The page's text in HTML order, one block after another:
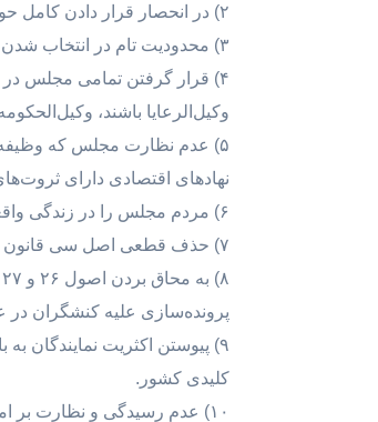
۲) در انحصار قرار دادن کامل حوزه‌های اقتصاد، سیاست، فرهنگ، قضاوت و امنیت به زیرمجموعه‌های همان نهادهای انتصابی.
۳) محدودیت تام در انتخاب شدن و انتخاب کردن بواسطه اعمال منویات همان نهادها از طریق نهاد انتصابی شورای نگهبان.
۴) قرار گرفتن تمامی مجلس
وکیل‌الرعایا باشند،
۵) عدم نظارت مجلس که وظیفه
نهادهای اقتصادی دارای
۶) مردم مجلس را در زندگی واقعی خود احساس نمی‌کنند، چرا که تصمیم‌گیری و تصمیم‌سازی در عرصه‌های مختلف در اختیار صاحبانِ قدرتِ غیرانتخابی است.
۷) حذف قطعی اصل سی قانون اساسی و کالایی کردن آموزش به قصد انباشت سرمایه و ایجاد سود برای عوامل قدرت غیرپاسخگو.
پرونده‌سازی علیه کنشگران در
۹) پیوستن اکثریت نمایندگان
کلیدی کشور.
۱۰) عدم رسیدگی و نظارت بر